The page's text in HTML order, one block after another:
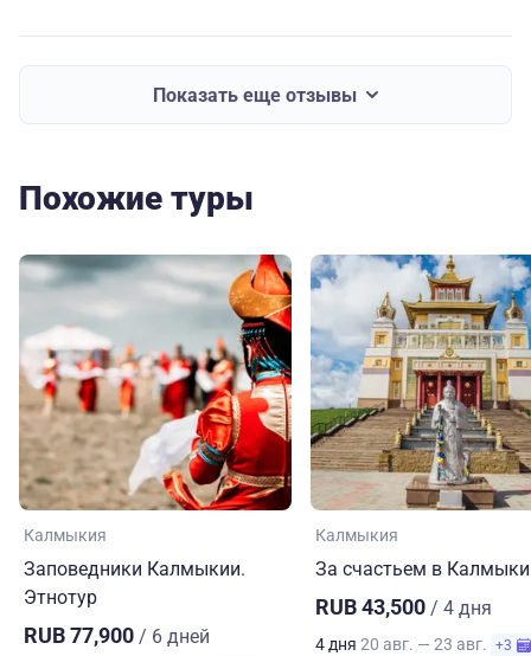
Показать еще отзывы
Похожие туры
Калмыкия
Заповедники Калмыкии.
Этнотур
RUB 77,900 / 6 дней
Калмыкия
За счастьем в
RUB 43,500 / 4 дня
4 дня 20 авг. — 23 авг. +3